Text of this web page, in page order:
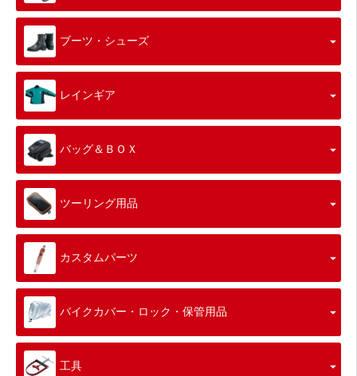
ブーツ・シューズ
レインギア
バッグ＆ＢＯＸ
ツーリング用品
カスタムパーツ
バイクカバー・ロック・保管用品
工具